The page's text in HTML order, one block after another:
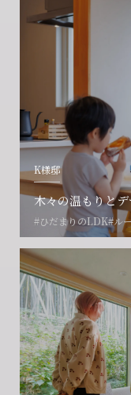
K様邸
木々の温もりと
#ひだまりのLDK#ル